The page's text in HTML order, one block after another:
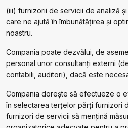
(iii) furnizorii de servicii de analiză
care ne ajută în îmbunătățirea și
noastru.
Compania poate dezvălui, de
personal unor consultanți externi
contabili, auditori), dacă este
Compania dorește să efectueze o
în selectarea terțelor părți furnizori
furnizori de servicii să mențină